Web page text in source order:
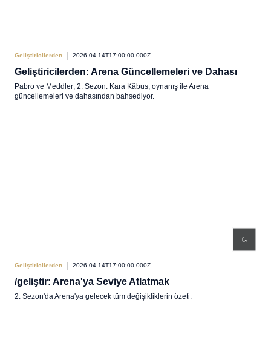
Geliştiricilerden 2026-04-14T17:00:00.000Z
Geliştiricilerden: Arena Güncellemeleri ve Dahası
Pabro ve Meddler; 2. Sezon: Kara Kâbus, oynanış ile Arena
güncellemeleri ve dahasından bahsediyor.
Geliştiricilerden 2026-04-14T17:00:00.000Z
/geliştir: Arena'ya Seviye Atlatmak
2. Sezon'da Arena'ya gelecek tüm değişikliklerin özeti.